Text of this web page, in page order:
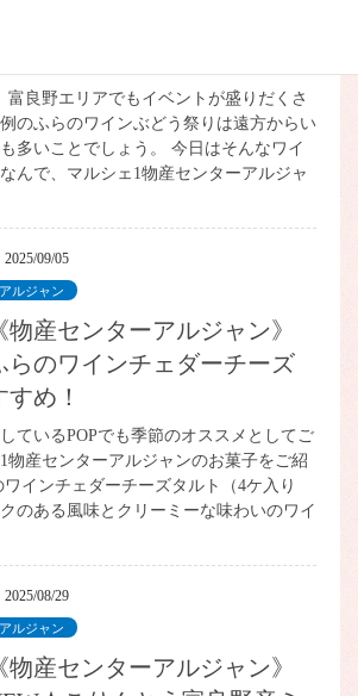
富良野エリアでもイベントが盛りだくさ
のふらのワインぶどう祭りは遠方からい
多いことでしょう。 今日はそんなワイ
んで、マルシェ1物産センターアルジャ
2025/09/05
アルジャン
センターアルジャン》
らのワインチェダーチーズ
め！
ているPOPでも季節のオススメとしてご
物産センターアルジャンのお菓子をご紹
インチェダーチーズタルト（4ケ入り
のある風味とクリーミーな味わいのワイ
2025/08/29
アルジャン
センターアルジャン》